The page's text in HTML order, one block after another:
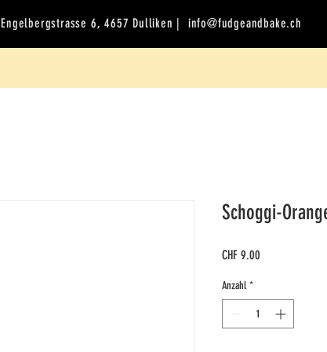
Engelbergstrasse 6, 4657 Dulliken | info@fudgeandbake.ch
Schoggi-
CHF 9.00
Anzahl *